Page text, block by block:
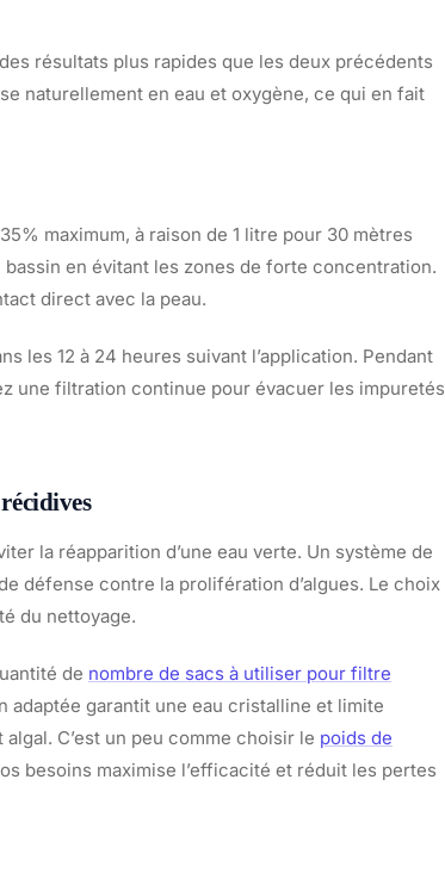
résultats plus rapides que les deux précédents
naturellement en eau et oxygène, ce qui en fait
maximum, à raison de 1 litre pour 30 mètres
en évitant les zones de forte concentration.
direct avec la peau.
les 12 à 24 heures suivant l’application. Pendant
une filtration continue pour évacuer les impuretés
la réapparition d’une eau verte. Un système de
défense contre la prolifération d’algues. Le choix
du nettoyage.
de nombre de sacs à utiliser pour filtre
garantit une eau cristalline et limite
C’est un peu comme choisir le poids de
besoins maximise l’efficacité et réduit les pertes